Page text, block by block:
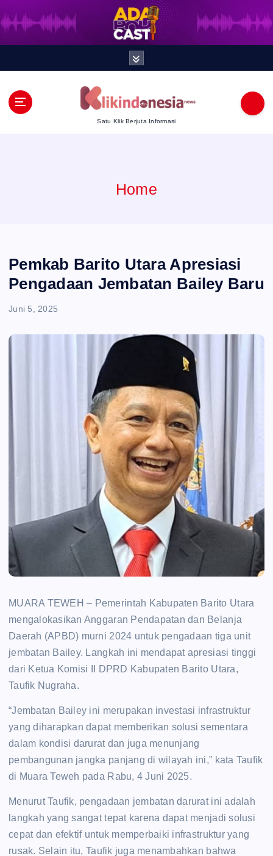
S
i
Satu Klik Berjuta Informasi
Home
Pemkab Barito Utara Apresiasi
Pengadaan Jembatan Bailey Baru
Juni 5, 2025
MUARA TEWEH – Pemerintah Kabupaten Barito Utara
mengalokasikan Anggaran Pendapatan dan Belanja
Daerah (APBD) murni 2024 untuk pengadaan tiga unit
jembatan Bailey. Langkah ini mendapat apresiasi tinggi
dari Ketua Komisi II DPRD Kabupaten Barito Utara,
Taufik Nugraha.
“Jembatan Bailey ini merupakan investasi infrastruktur
yang diharapkan dapat memberikan solusi sementara
dalam kondisi darurat dan juga menunjang
pembangunan jangka panjang di wilayah ini,” kata Taufik
di Muara Teweh pada Rabu, 4 Juni 2025.
Menurut Taufik, pengadaan jembatan darurat ini adalah
langkah yang sangat tepat karena dapat menjadi solusi
cepat dan efektif untuk memperbaiki infrastruktur yang
rusak. Selain itu, Taufik juga menambahkan bahwa